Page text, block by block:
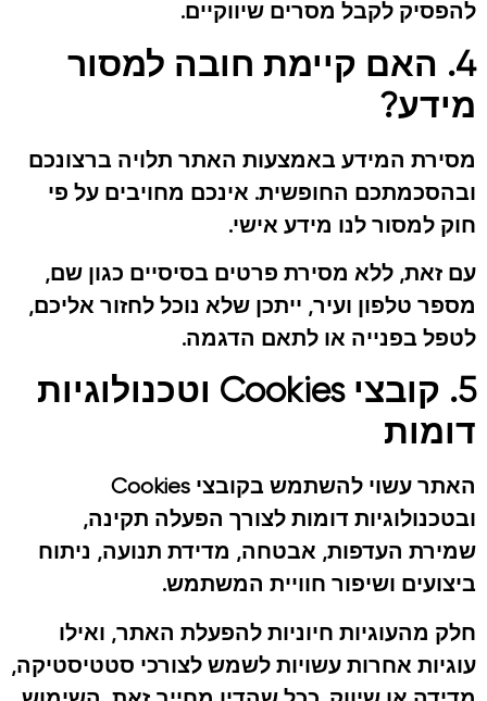
להפסיק לקבל מסרים שיווקיים.
4. האם קיימת חובה למסור
מידע?
מסירת המידע באמצעות האתר תלויה ברצונכם
ובהסכמתכם החופשית. אינכם מחויבים על פי
חוק למסור לנו מידע אישי.
עם זאת, ללא מסירת פרטים בסיסיים כגון שם,
מספר טלפון ועיר, ייתכן שלא נוכל לחזור אליכם,
לטפל בפנייה או לתאם הדגמה.
5. קובצי Cookies וטכנולוגיות
דומות
האתר עשוי להשתמש בקובצי Cookies
ובטכנולוגיות דומות לצורך הפעלה תקינה,
שמירת העדפות, אבטחה, מדידת תנועה, ניתוח
ביצועים ושיפור חוויית המשתמש.
חלק מהעוגיות חיוניות להפעלת האתר, ואילו
עוגיות אחרות עשויות לשמש לצורכי סטטיסטיקה,